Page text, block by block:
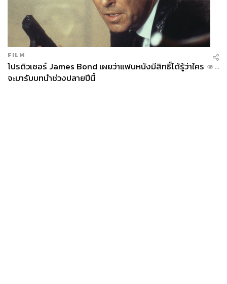
FILM
โปรดิวเซอร์ James Bond เผยว่าแฟนหนังมีสิทธิ์ได้รู้ว่าใคร
จะมารับบทนำช่วงปลายปีนี้
...